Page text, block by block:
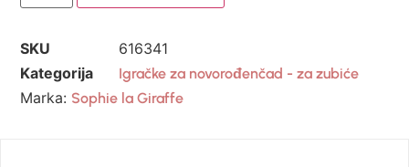
SKU
616341
Kategorija
Igračke za novorođenčad - za zubiće
Marka: Sophie la Giraffe